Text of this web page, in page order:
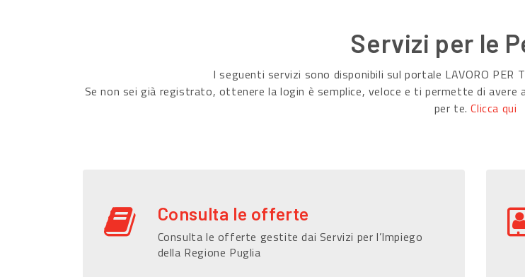
Servizi per le
I seguenti servizi sono disponibili sul portale LAVORO PER
Se non sei già registrato, ottenere la login è semplice, veloce e ti permette di
per te.Clicca qui
Consulta le offerte
Consulta le offerte gestite dai Servizi per l’Impiego
della Regione Puglia